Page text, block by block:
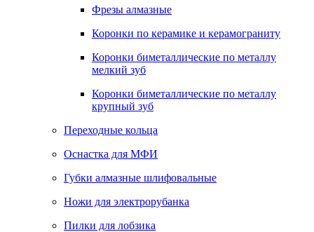
Фрезы алмазные
Коронки по керамике и керамограниту
Коронки биметаллические по металлу
мелкий зуб
Коронки биметаллические по металлу
крупный зуб
Переходные кольца
Оснастка для МФИ
Губки алмазные шлифовальные
Ножи для электрорубанка
Пилки для лобзика